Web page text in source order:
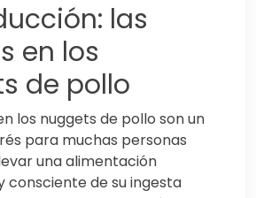
las
en los
de pollo
los nuggets de pollo son un
para muchas personas
una alimentación
consciente de su ingesta